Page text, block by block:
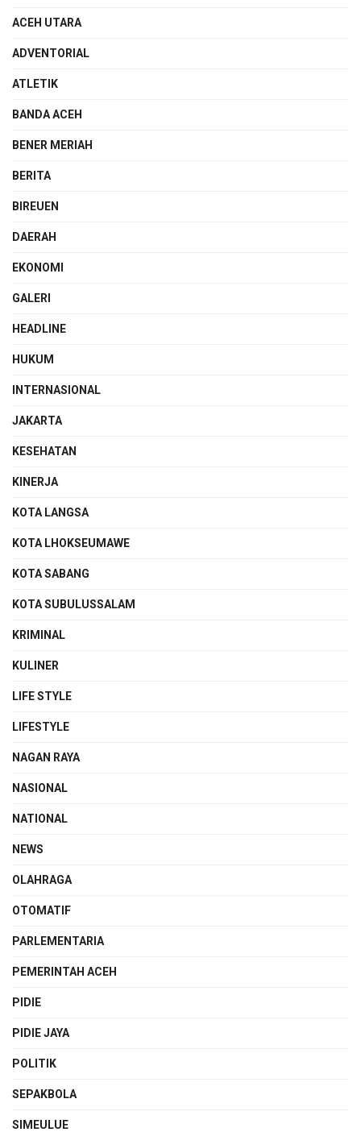
ACEH UTARA
ADVENTORIAL
ATLETIK
BANDA ACEH
BENER MERIAH
BERITA
BIREUEN
DAERAH
EKONOMI
GALERI
HEADLINE
HUKUM
INTERNASIONAL
JAKARTA
KESEHATAN
KINERJA
KOTA LANGSA
KOTA LHOKSEUMAWE
KOTA SABANG
KOTA SUBULUSSALAM
KRIMINAL
KULINER
LIFE STYLE
LIFESTYLE
NAGAN RAYA
NASIONAL
NATIONAL
NEWS
OLAHRAGA
OTOMATIF
PARLEMENTARIA
PEMERINTAH ACEH
PIDIE
PIDIE JAYA
POLITIK
SEPAKBOLA
SIMEULUE